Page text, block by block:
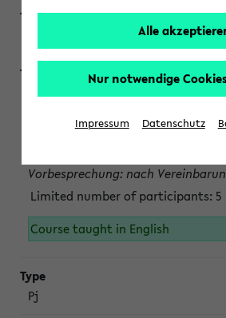
Wendisch, Peters-Wendisch,
Projektmodul "Bakterielle
Persönliche Anmeldung beim
Vorbesprechung: nach
Limited number of participants: 5
Course taught in English
Pj
Alle
Nur notwendige
Impressum Datenschutz